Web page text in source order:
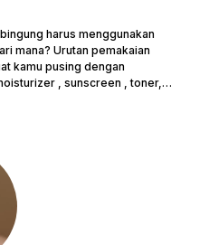
harus menggunakan
mana? Urutan pemakaian
kamu pusing dengan
, sunscreen , toner,
Tak heran juga kalau kamu
bagian luarnya. Sebelum
informasi lengkap